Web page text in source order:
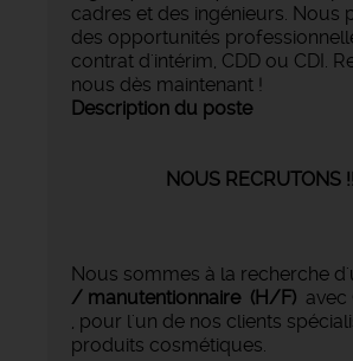
cadres et des ingénieurs. Nous
des opportunités
contrat d'intérim, CDD ou CDI.
nous dès maintenant !
Description du poste
NOUS RECRUTONS !!
Nous sommes à la recherche
/ manutentionnaire (H/F) avec
, pour l'un de nos clients
produits cosmétiques.